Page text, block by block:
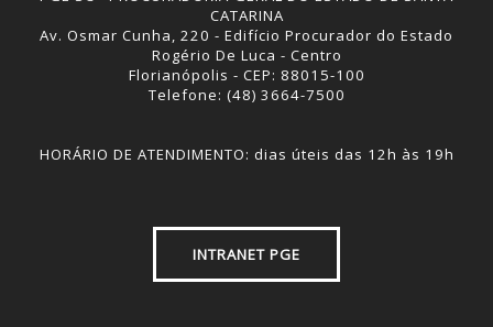
CATARINA
Av. Osmar Cunha, 220 - Edifício Procurador do Estado
Rogério De Luca - Centro
Florianópolis - CEP: 88015-100
Telefone: (48) 3664-7500
HORÁRIO DE ATENDIMENTO: dias úteis das 12h às 19h
INTRANET PGE